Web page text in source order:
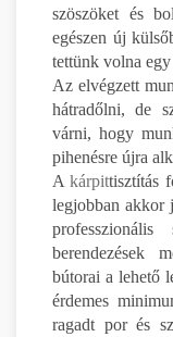
szöszöket és
egészen új
tettünk volna
Az elvégzett
hátradőlni, de
várni, hogy
pihenésre újra
Akárpittisztítás
legjobban akkor
berendezések
bútorai a lehető
érdemes
ragadt por és